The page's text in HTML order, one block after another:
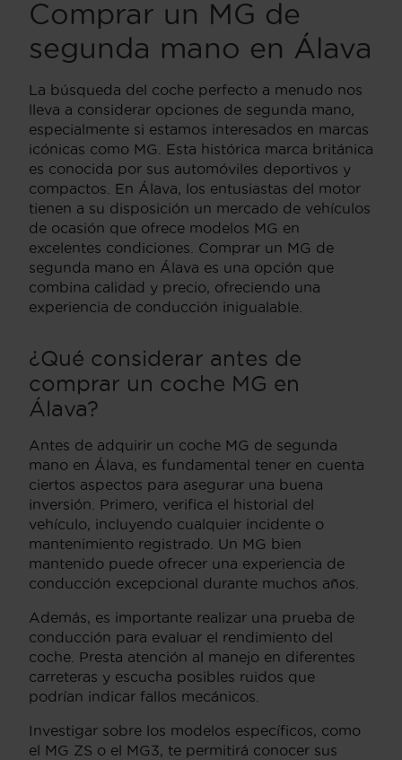
Comprar un MG de
segunda mano en Álava
La búsqueda del coche perfecto a menudo nos
lleva a considerar opciones de segunda mano,
especialmente si estamos interesados en marcas
icónicas como MG. Esta histórica marca británica
es conocida por sus automóviles deportivos y
compactos. En Álava, los entusiastas del motor
tienen a su disposición un mercado de vehículos
de ocasión que ofrece modelos MG en
excelentes condiciones. Comprar un MG de
segunda mano en Álava es una opción que
combina calidad y precio, ofreciendo una
experiencia de conducción inigualable.
¿Qué considerar antes de
comprar un coche MG en
Álava?
Antes de adquirir un coche MG de segunda
mano en Álava, es fundamental tener en cuenta
ciertos aspectos para asegurar una buena
inversión. Primero, verifica el historial del
vehículo, incluyendo cualquier incidente o
mantenimiento registrado. Un MG bien
mantenido puede ofrecer una experiencia de
conducción excepcional durante muchos años.
Además, es importante realizar una prueba de
conducción para evaluar el rendimiento del
coche. Presta atención al manejo en diferentes
carreteras y escucha posibles ruidos que
podrían indicar fallos mecánicos.
Investigar sobre los modelos específicos, como
el MG ZS o el MG3, te permitirá conocer sus